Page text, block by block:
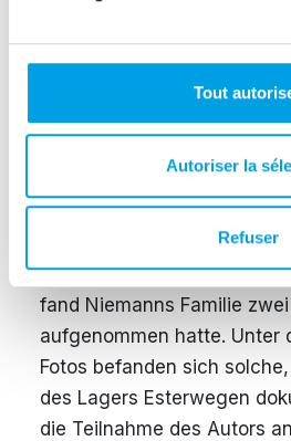
Tout
Autoriser la
Refuser
erster von den Häftlingen
von Juden aus einer
Ermordeten sortierte, in
gelockt, um eine
die für ihn bestimmt war.
tötete ihn Alexander
Soldat der Roten Armee,
Viele Jahre nach dem
fand Niemanns Familie
aufgenommen hatte. Unter
Fotos befanden sich
des Lagers Esterwegen
die Teilnahme des Autors